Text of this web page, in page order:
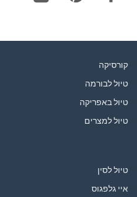
קורסיקה
טיול לבורמה
טיול באפריקה
טיול למצרים
טיול לסין
איי גלפגוס